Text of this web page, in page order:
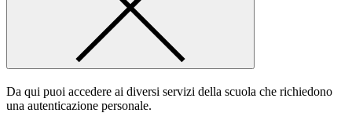
Da qui puoi accedere ai diversi servizi della scuola che richiedono
una autenticazione personale.